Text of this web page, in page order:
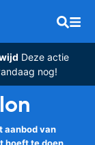
Deze actie
nog!
aanbod van